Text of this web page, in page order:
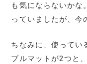
も気にならないかな
っていましたが、今
ちなみに、使ってい
ブルマットが2つと